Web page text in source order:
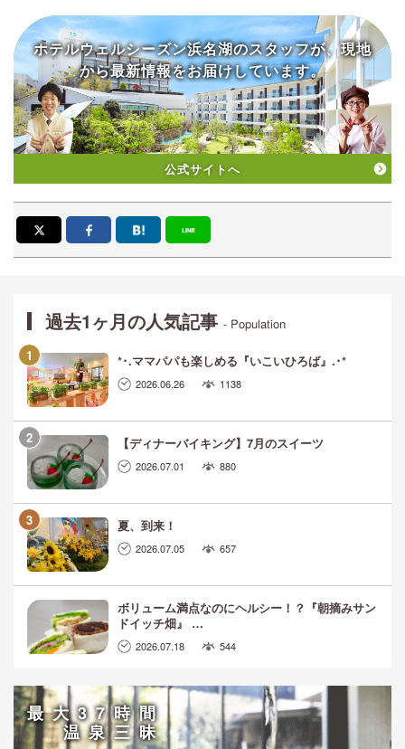
ホテルウェルシーズン浜名湖のスタッフが、現地
から最新情報をお届けしています。
公式サイトへ
過去1ヶ月の人気記事- Population
*･.ママパパも楽しめる『いこいひろば』.･*
2026.06.26 1138
【ディナーバイキング】7月のスイーツ
2026.07.01 880
夏、到来！
2026.07.05 657
ボリューム満点なのにヘルシー！？『朝摘みサン
ドイッチ畑』 …
2026.07.18 544
最大37時間
温泉三昧